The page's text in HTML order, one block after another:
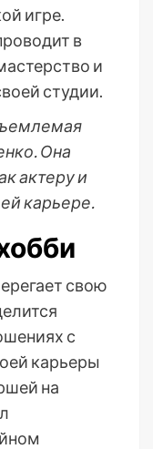
игре.
в
и
студии.
Она
актеру и
карьере.
свою
с
карьеры
на